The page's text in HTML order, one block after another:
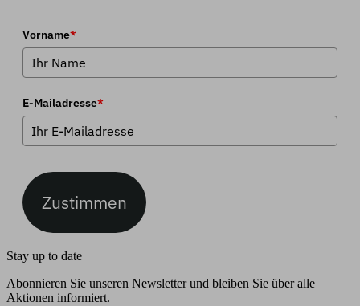
Vorname*
E-Mailadresse*
Zustimmen
Stay up to date
Abonnieren Sie unseren Newsletter und bleiben Sie über alle
Aktionen informiert.